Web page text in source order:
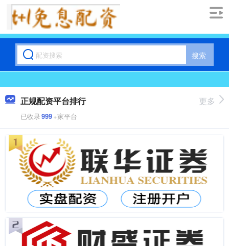
搜索
正规配资平台排行
已收录999+家平台
更多